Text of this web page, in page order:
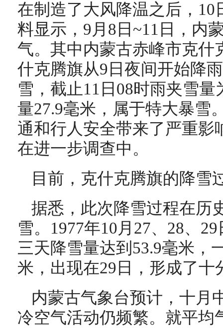
在制造了大风降温之后，
料显示，9月8日~11日，内
气。其中内蒙古赤峰市克什
什克腾旗从9日夜间开始降
雪，截止11日08时雨夹雪
量27.9毫米，属于特大暴雪
通和行人安全带来了严重影
在进一步调查中。
目前，克什克腾旗的降雪
据悉，此次降雪过程在历
雪。1977年10月27、28、
三天降雪量达到53.9毫米，
米，出现在29日，形成了十
内蒙古气象台预计，十月
冷空气活动仍频繁。就平均